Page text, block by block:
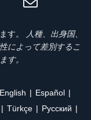
す。
人種、出身国、
によって差別するこ
す。
English
Español
Türkçe
Ρусский